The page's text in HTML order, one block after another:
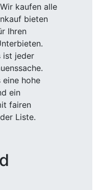
kaufen alle
bieten
Ihren
ist jeder
eine hohe
ein
fairen
Liste.